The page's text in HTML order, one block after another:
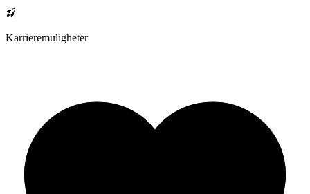
Karrieremuligheter